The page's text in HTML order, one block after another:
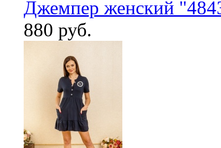
Джемпер женский
880 руб.